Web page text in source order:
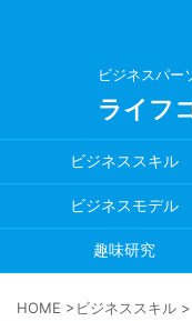
ビジネスパー
ライフ
ビジネススキル
ビジネスモデル
趣味研究
HOME >ビジネススキル >